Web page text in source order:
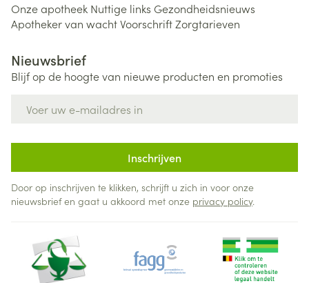
Onze apotheek Nuttige links Gezondheidsnieuws
Apotheker van wachtVoorschriftZorgtarieven
Nieuwsbrief
Blijf op de hoogte van nieuwe producten en promoties
Inschrijven
Door op inschrijven te klikken, schrijft u zich in voor onze
nieuwsbrief en gaat u akkoord met onze privacy policy.